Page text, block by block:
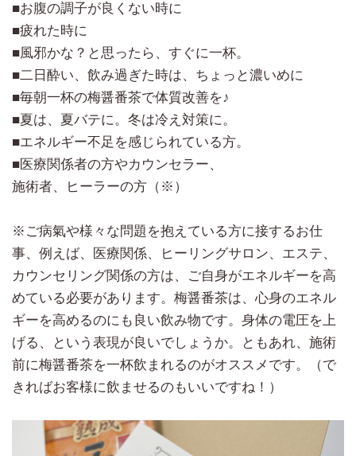
■お腹の調子が良くない時に
■疲れた時に
■風邪かな？と思ったら、すぐに一杯。
■二日酔い、飲み過ぎた時は、ちょっと濃いめに
■毎朝一杯の梅醤番茶で体質改善を♪
■夏は、夏バテに。冬は冷え対策に。
■エネルギー不足を感じられている方。
■医療関係者の方やカウンセラー、
施術者、ヒーラーの方（※）
※ご病氣や様々な問題を抱えている方に接するお仕
事、例えば、医療関係、ヒーリングサロン、エステ、
カウンセリング関係の方は、ご自身がエネルギーを高
めている必要があります。梅醤番茶は、心身のエネル
ギーを高めるのにも良い飲み物です。身体の電圧を上
げる、という表現が良いでしょうか。ともあれ、施術
前に梅醤番茶を一杯飲まれるのがオススメです。（で
きればお客様に飲ませるのもいいですね！）